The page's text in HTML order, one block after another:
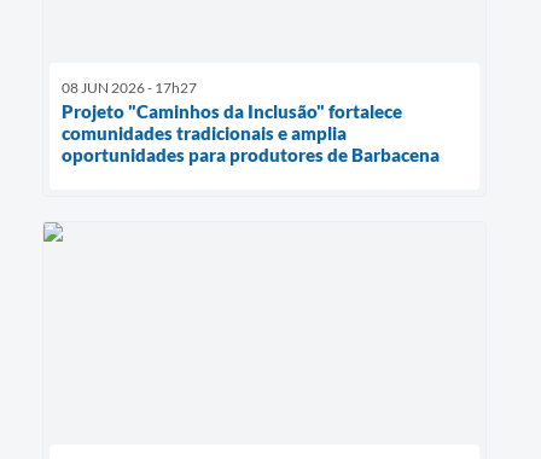
08 JUN 2026 - 17h27
Projeto "Caminhos da Inclusão" fortalece
comunidades tradicionais e amplia
oportunidades para produtores de Barbacena